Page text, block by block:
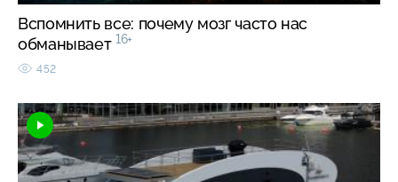
Вспомнить все: почему мозг часто нас
обманывает 16+
452